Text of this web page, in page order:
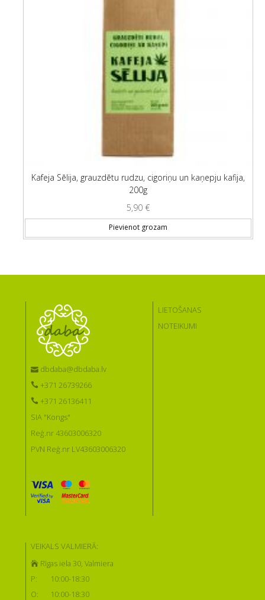
Kafeja Sēlija, grauzdētu rudzu, cigoriņu un kaņepju kafija,
200g
5,90 €
Pievienot grozam
dbdaba@dbdaba.lv
+371 26739266
+371 26136411
SIA "Kongs"
Reģ.nr 43603006320
PVN Reģ.nr LV43603006320
LIETOŠANAS
NOTEIKUMI
VEIKALS VALMIERĀ:
Rīgas iela 30, Valmiera
P:
10:00-18:30
O:
10:00-18:30